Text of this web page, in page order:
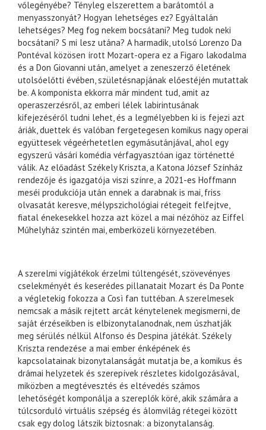
vőlegényébe? Tényleg elszerettem a barátomtól a
menyasszonyát? Hogyan lehetséges ez? Egyáltalán
lehetséges? Meg fog nekem bocsátani? Meg tudok neki
bocsátani? S mi lesz utána? A harmadik, utolsó Lorenzo Da
Pontéval közösen írott Mozart-opera ez a Figaro lakodalma
és a Don Giovanni után, amelyet a zeneszerző életének
utolsóelőtti évében, születésnapjának előestéjén mutattak
be. A komponista ekkorra már mindent tud, amit az
operaszerzésről, az emberi lélek labirintusának
kifejezéséről tudni lehet, és a legmélyebben ki is fejezi azt
áriák, duettek és valóban fergetegesen komikus nagy operai
együttesek végeérhetetlen egymásutánjával, ahol egy
egyszerű vásári komédia vérfagyasztóan igaz történetté
válik. Az előadást Székely Kriszta, a Katona József Színház
rendezője és igazgatója viszi színre, a 2021-es Hoffmann
meséi produkciója után ennek a darabnak is mai, friss
olvasatát keresve, mélypszichológiai rétegeit felfejtve,
fiatal énekesekkel hozza azt közel a mai nézőhöz az Eiffel
Műhelyház szintén mai, emberközeli környezetében.
A szerelmi vígjátékok érzelmi túltengését, szövevényes
cselekményét és keserédes pillanatait Mozart és Da Ponte
a végletekig fokozza a Così fan tuttéban. A szerelmesek
nemcsak a másik rejtett arcát kénytelenek megismerni, de
saját érzéseikben is elbizonytalanodnak, nem úszhatják
meg sérülés nélkül Alfonso és Despina játékát. Székely
Kriszta rendezése a mai ember énképének és
kapcsolatainak bizonytalanságát mutatja be, a komikus és
drámai helyzetek és szerepívek részletes kidolgozásával,
miközben a megtévesztés és eltévedés számos
lehetőségét komponálja a szereplők köré, akik számára a
túlcsorduló virtuális szépség és álomvilág rétegei között
csak egy dolog látszik biztosnak: a bizonytalanság.